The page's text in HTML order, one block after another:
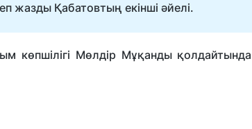
жазды Қабатовтың екінші әйелі.
көпшілігі Мөлдір Мұқанды